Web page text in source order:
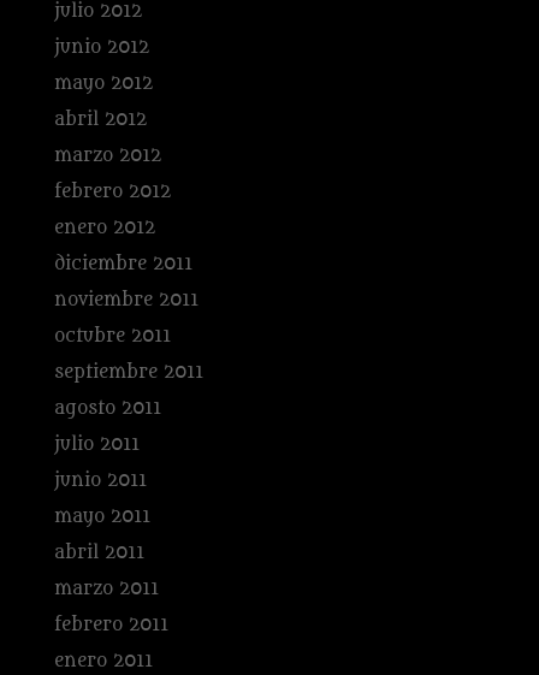
julio 2012
junio 2012
mayo 2012
abril 2012
marzo 2012
febrero 2012
enero 2012
diciembre 2011
noviembre 2011
octubre 2011
septiembre 2011
agosto 2011
julio 2011
junio 2011
mayo 2011
abril 2011
marzo 2011
febrero 2011
enero 2011